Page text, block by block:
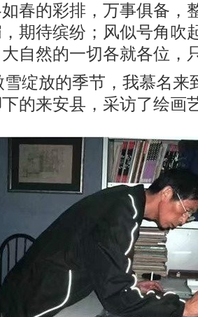
春的彩排，万事俱备，
期待缤纷；风似号角吹
大自然的一切各就各位
绽放的季节，我慕名来
的来安县，采访了绘画